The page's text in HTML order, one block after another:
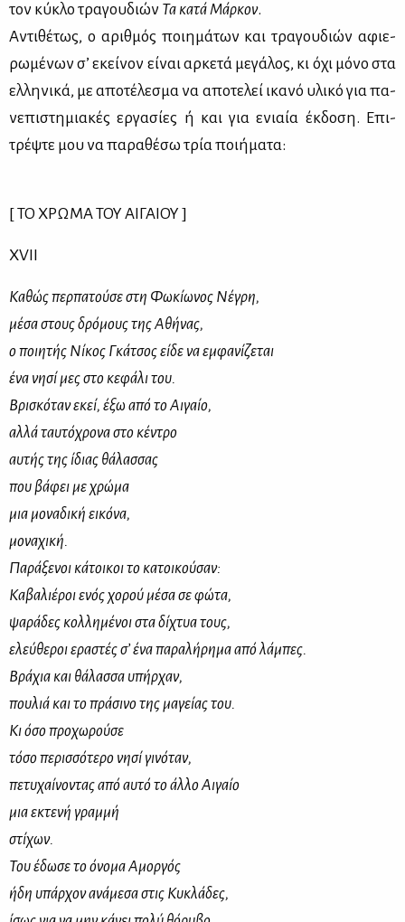
τον κύ­κλο τρα­γου­διών Τα κα­τά Μάρ­κον.
Αντι­θέ­τως, ο αριθ­μός ποι­η­μά­των και τρα­γου­διών αφιε­
ρω­μέ­νων σ’ εκεί­νον εί­ναι αρ­κε­τά με­γά­λος, κι όχι μό­νο στα
ελ­λη­νι­κά, με απο­τέ­λε­σμα να απο­τε­λεί ικα­νό υλι­κό για πα­
νε­πι­στη­μια­κές ερ­γα­σί­ες ή και για ενιαία έκ­δο­ση. Επι­
τρέψ­τε μου να πα­ρα­θέ­σω τρία ποι­ή­μα­τα:
[ ΤΟ ΧΡΩ­ΜΑ ΤΟΥ ΑΙ­ΓΑΙΟΥ ]
XVII
Κα­θώς περ­πα­τού­σε στη Φω­κί­ω­νος Νέ­γρη,
μέ­σα στους δρό­μους της Αθή­νας,
ο ποι­η­τής Νί­κος Γκά­τσος εί­δε να εμ­φα­νί­ζε­ται
ένα νη­σί μες στο κε­φά­λι του.
Βρι­σκό­ταν εκεί, έξω από το Αι­γαίο,
αλ­λά ταυ­τό­χρο­να στο κέ­ντρο
αυ­τής της ίδιας θά­λασ­σας
που βά­φει με χρώ­μα
μια μο­να­δι­κή ει­κό­να,
μο­να­χι­κή.
Πα­ρά­ξε­νοι κά­τοι­κοι το κα­τοι­κού­σαν:
Κα­βα­λιέ­ροι ενός χο­ρού μέ­σα σε φώ­τα,
ψα­ρά­δες κολ­λη­μέ­νοι στα δί­χτυα τους,
ελεύ­θε­ροι ερα­στές σ’ ένα πα­ρα­λή­ρη­μα από λά­μπες.
Βρά­χια και θά­λασ­σα υπήρ­χαν,
που­λιά και το πρά­σι­νο της μα­γεί­ας του.
Κι όσο προ­χω­ρού­σε
τό­σο πε­ρισ­σό­τε­ρο νη­σί γι­νό­ταν,
πε­τυ­χαί­νο­ντας από αυ­τό το άλ­λο Αι­γαίο
μια εκτε­νή γραμ­μή
στί­χων.
Του έδω­σε το όνο­μα Αμορ­γός
ήδη υπάρ­χον ανά­με­σα στις Κυ­κλά­δες,